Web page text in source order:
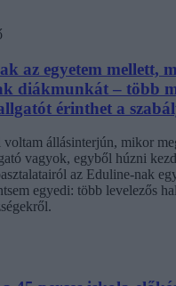
az egyetem mellett,
diákmunkát – több
érinthet a
voltam állásinterjún, mikor
vagyok, egyből húzni
az Eduline-nak
egyedi: több levelezős